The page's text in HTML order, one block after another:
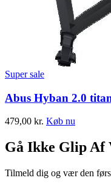
Super sale
Abus Hyban 2.0
479,00 kr. Køb nu
Gå Ikke Glip Af
Tilmeld dig og vær den